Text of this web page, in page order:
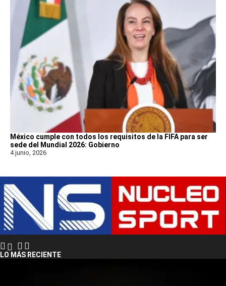
México cumple con todos los requisitos de la FIFA para ser
sede del Mundial 2026: Gobierno
4 junio, 2026
LO MÁS RECIENTE